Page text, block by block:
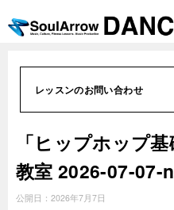
レッスンのお問い合わせ
「ヒップホップ
教室 2026-07-07-
公開日： 2026年7月7日